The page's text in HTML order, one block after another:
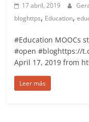
17 abril, 2019
bloghttps, Education,
#Education MOOCs
#open #bloghttps://
April 17, 2019 from
Leer más